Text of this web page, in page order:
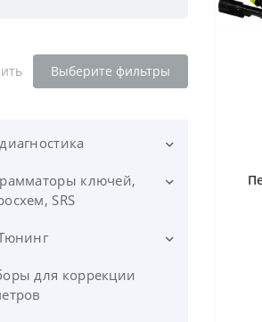
Выберите фильтры
сканеры
сканеры
грузовых авто
ключей,
SRS
ключей,
AirBag, SRS
Загрузчики,
для коррекции